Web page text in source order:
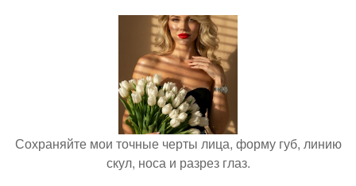
Сохраняйте мои точные черты лица, форму губ, линию
скул, носа и разрез глаз.